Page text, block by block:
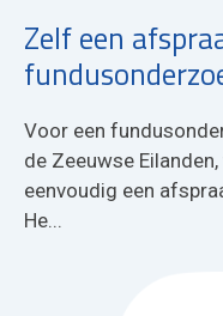
Zelf een
Voor een
de Zeeuwse
eenvoudig een
He...